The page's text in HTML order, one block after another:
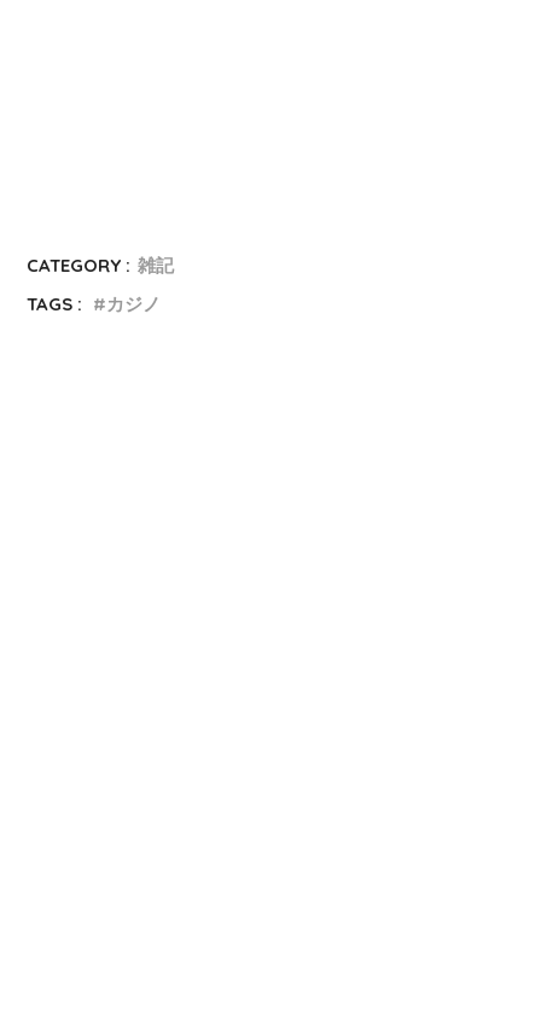
CATEGORY : 雑記
TAGS :
カジノ